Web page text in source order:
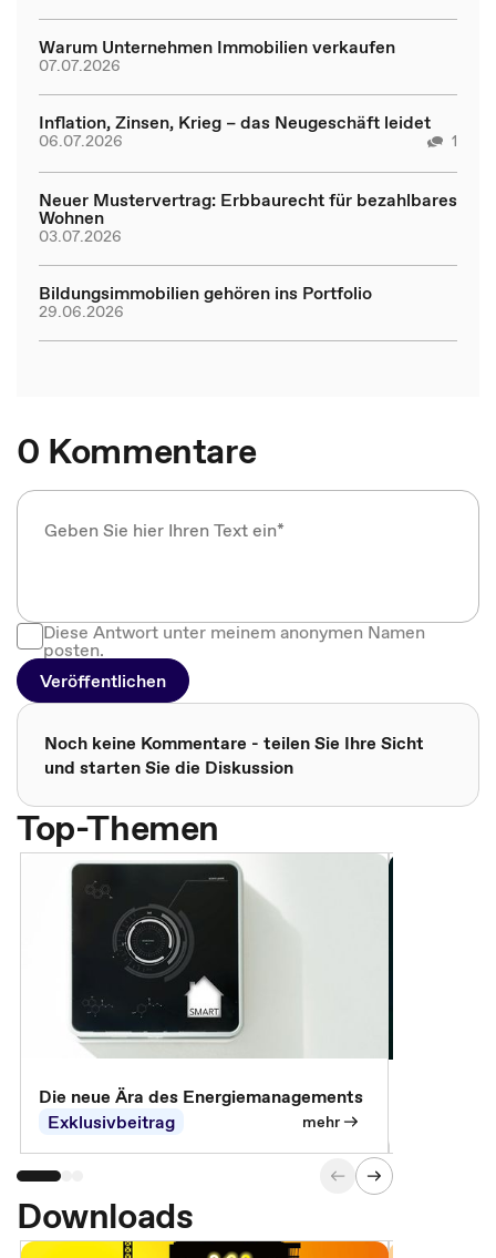
Warum Unternehmen Immobilien verkaufen
07.07.2026
Inflation, Zinsen, Krieg – das Neugeschäft leidet
06.07.2026 1
Neuer Mustervertrag: Erbbaurecht für bezahlbares
Wohnen
03.07.2026
Bildungsimmobilien gehören ins Portfolio
29.06.2026
0 Kommentare
Diese Antwort unter meinem anonymen Namen
posten.
Veröffentlichen
Noch keine Kommentare - teilen Sie Ihre Sicht
und starten Sie die Diskussion
Top-Themen
Die neue Ära des Energiemanagements
Exklusivbeitrag
mehr
Downloads